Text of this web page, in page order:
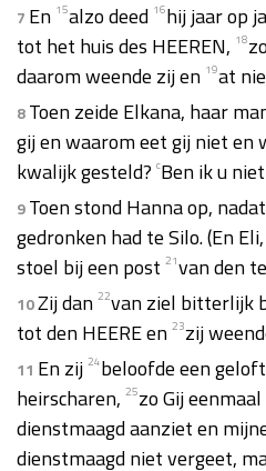
7 En 15alzo deed 16hij jaar op
tot het huis des HEEREN, 18
daarom weende zij en 19at
8Toen zeide Elkana, haar
gij en waarom eet gij niet en
kwalijk gesteld? cBen ik u
9Toen stond Hanna op, nadat
gedronken had te Silo. (En
stoel bij een post 21van den
10Zij dan 22van ziel bitterlijk
tot den HEERE en 23zij
11 En zij 24beloofde een
heirscharen, 25zo Gij eenmaal
dienstmaagd aanziet en
dienstmaagd niet vergeet,